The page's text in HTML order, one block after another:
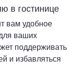
в гостинице
вам удобное
ваших
поддерживать
и избавляться